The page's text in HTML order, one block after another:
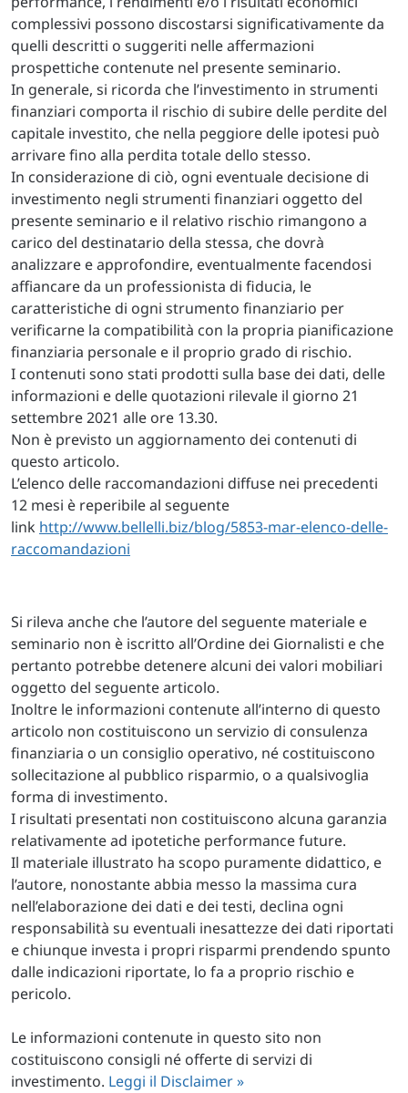
complessivi possono discostarsi significativamente da
quelli descritti o suggeriti nelle affermazioni
prospettiche contenute nel presente seminario.
In generale, si ricorda che l’investimento in strumenti
finanziari comporta il rischio di subire delle perdite del
capitale investito, che nella peggiore delle ipotesi può
arrivare fino alla perdita totale dello stesso.
In considerazione di ciò, ogni eventuale decisione di
investimento negli strumenti finanziari oggetto del
presente seminario e il relativo rischio rimangono a
carico del destinatario della stessa, che dovrà
analizzare e approfondire, eventualmente facendosi
affiancare da un professionista di fiducia, le
caratteristiche di ogni strumento finanziario per
verificarne la compatibilità con la propria pianificazione
finanziaria personale e il proprio grado di rischio.
I contenuti sono stati prodotti sulla base dei dati, delle
informazioni e delle quotazioni rilevale il giorno 21
settembre 2021 alle ore 13.30.
Non è previsto un aggiornamento dei contenuti di
questo articolo.
L’elenco delle raccomandazioni diffuse nei precedenti
12 mesi è reperibile al seguente
link http://www.bellelli.biz/blog/5853-mar-elenco-delle-
raccomandazioni
Si rileva anche che l’autore del seguente materiale e
seminario non è iscritto all’Ordine dei Giornalisti e che
pertanto potrebbe detenere alcuni dei valori mobiliari
oggetto del seguente articolo.
Inoltre le informazioni contenute all’interno di questo
articolo non costituiscono un servizio di consulenza
finanziaria o un consiglio operativo, né costituiscono
sollecitazione al pubblico risparmio, o a qualsivoglia
forma di investimento.
I risultati presentati non costituiscono alcuna garanzia
relativamente ad ipotetiche performance future.
Il materiale illustrato ha scopo puramente didattico, e
l’autore, nonostante abbia messo la massima cura
nell’elaborazione dei dati e dei testi, declina ogni
responsabilità su eventuali inesattezze dei dati riportati
e chiunque investa i propri risparmi prendendo spunto
dalle indicazioni riportate, lo fa a proprio rischio e
pericolo.
Le informazioni contenute in questo sito non
costituiscono consigli né offerte di servizi di
investimento. Leggi il Disclaimer »